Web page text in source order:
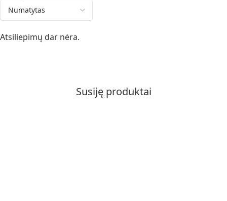
Atsiliepimų dar nėra.
Susiję produktai